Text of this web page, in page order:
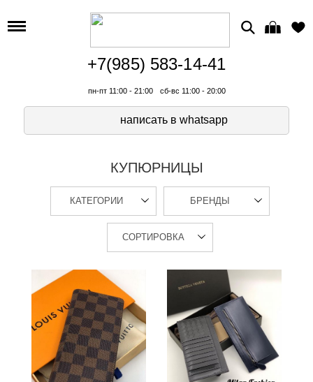
+7(985) 583-14-41
пн-пт 11:00 - 21:00 сб-вс 11:00 - 20:00
написать в whatsapp
КУПЮРНИЦЫ
КАТЕГОРИИ БРЕНДЫ
СОРТИРОВКА